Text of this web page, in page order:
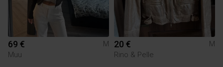
69 €
M
Muu
20 €
M
Rino & Pelle